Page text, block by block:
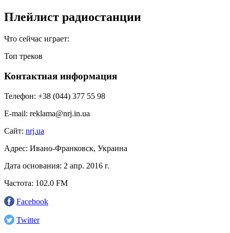
Плейлист радиостанции
Что сейчас играет:
Топ треков
Контактная информация
Телефон: +38 (044) 377 55 98
E-mail: reklama@nrj.in.ua
Сайт: nrj.ua
Адрес: Ивано-Франковск, Украина
Дата основания: 2 апр. 2016 г.
Частота: 102.0 FM
Facebook
Twitter